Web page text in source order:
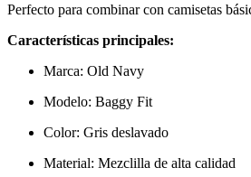
Perfecto para combinar con camisetas
Características principales:
Marca: Old Navy
Modelo: Baggy Fit
Color: Gris deslavado
Material: Mezclilla de alta calidad